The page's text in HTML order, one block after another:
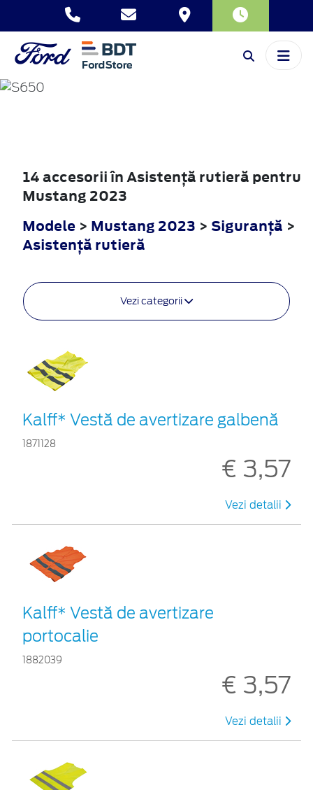
MUSTANG
14 accesorii în Asistenţă rutieră pentru
Mustang 2023
Modele > Mustang 2023 > Siguranţă >
Asistenţă rutieră
Vezi categorii
Kalff* Vestă de avertizare galbenă
1871128
€ 3,57
Vezi detalii
Kalff* Vestă de avertizare
portocalie
1882039
€ 3,57
Vezi detalii